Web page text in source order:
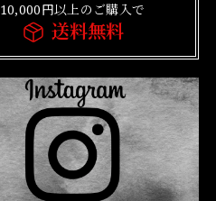
10,000円以上のご購入で
送料無料